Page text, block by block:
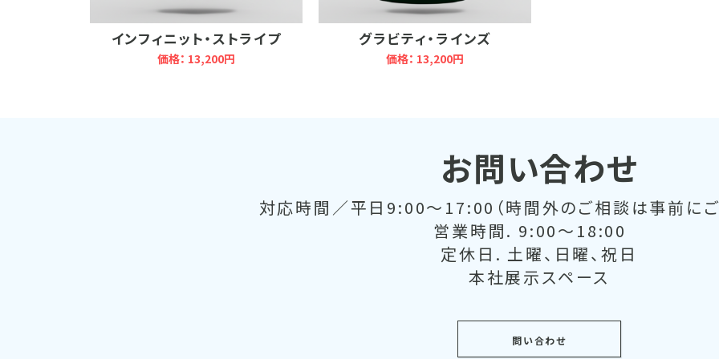
インフィニット・ストライプ
価格： 13,200円
グラビティ・ラインズ
価格： 13,200円
お問い合わせ
対応時間／平日9:00～17:00（時間外のご相談は事前にご
営業時間. 9:00～18:00
定休日. 土曜、日曜、祝日
本社展示スペース
問い合わせ